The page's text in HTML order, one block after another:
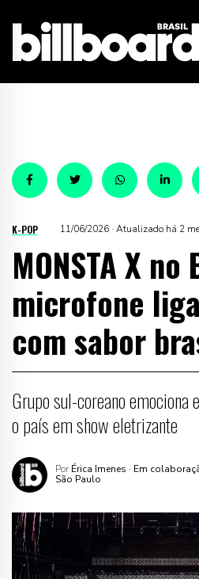
K-POP 11/06/2026 · Atualizado há 2
MONSTA X
microfone
com sabor
Grupo sul-coreano emociona
o país em show eletrizante
Por Érica Imenes · Em
São Paulo